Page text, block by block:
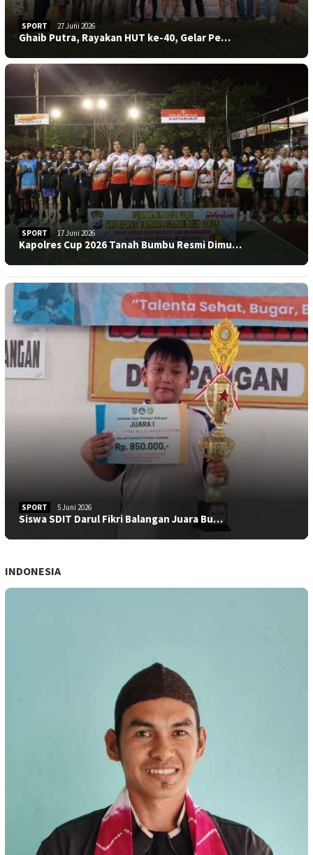
SPORT 27 Juni 2026
Ghaib Putra, Rayakan HUT ke-40, Gelar Pe…
SPORT 17 Juni 2026
Kapolres Cup 2026 Tanah Bumbu Resmi Dimu…
SPORT 5 Juni 2026
Siswa SDIT Darul Fikri Balangan Juara Bu…
INDONESIA